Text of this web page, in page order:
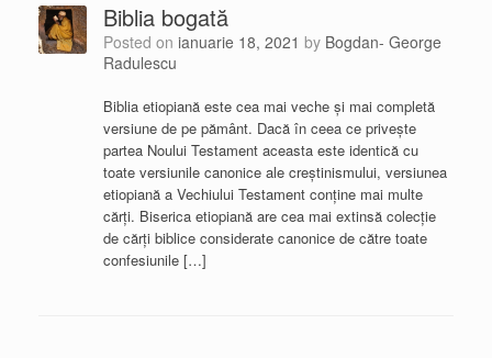
Biblia bogată
Posted on ianuarie 18, 2021 by Bogdan- George
Radulescu
Biblia etiopiană este cea mai veche și mai completă
versiune de pe pământ. Dacă în ceea ce privește
partea Noului Testament aceasta este identică cu
toate versiunile canonice ale creștinismului, versiunea
etiopiană a Vechiului Testament conține mai multe
cărți. Biserica etiopiană are cea mai extinsă colecție
de cărți biblice considerate canonice de către toate
confesiunile […]